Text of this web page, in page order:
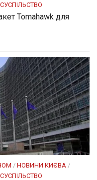
СУСПІЛЬСТВО
Tomahawk для
/ НОВИНИ КИЄВА /
СУСПІЛЬСТВО